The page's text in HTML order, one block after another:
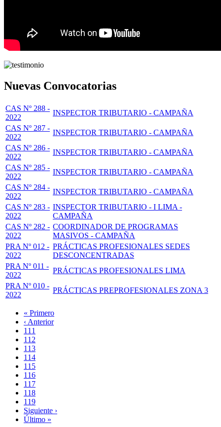
Nuevas Convocatorias
CAS Nº 288 -
2022
INSPECTOR TRIBUTARIO - CAMPAÑA
CAS Nº 287 -
2022
INSPECTOR TRIBUTARIO - CAMPAÑA
CAS Nº 286 -
2022
INSPECTOR TRIBUTARIO - CAMPAÑA
CAS Nº 285 -
2022
INSPECTOR TRIBUTARIO - CAMPAÑA
CAS Nº 284 -
2022
INSPECTOR TRIBUTARIO - CAMPAÑA
CAS Nº 283 -
2022
INSPECTOR TRIBUTARIO - I LIMA -
CAMPAÑA
CAS Nº 282 -
2022
COORDINADOR DE PROGRAMAS
MASIVOS - CAMPAÑA
PRA Nº 012 -
2022
PRÁCTICAS PROFESIONALES SEDES
DESCONCENTRADAS
PRA Nº 011 -
2022
PRÁCTICAS PROFESIONALES LIMA
PRA Nº 010 -
2022
PRÁCTICAS PREPROFESIONALES ZONA 3
Paginación
Primera
página
« Primero
Página
anterior
‹ Anterior
Page
111
Page
112
Page
113
Page
114
Página
actual
115
Page
116
Page
117
Page
118
Page
119
Siguiente
página
Siguiente ›
Última
Último »